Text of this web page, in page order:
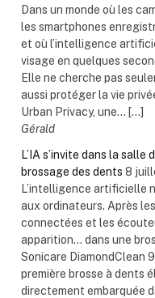
Dans un monde où les
les smartphones
et où l’intelligence
visage en quelques
Elle ne cherche pas
aussi protéger la vie
Urban Privacy, une... […]
Gérald
L’IA s’invite dans la
brossage des dents 8
L’intelligence artificielle
aux ordinateurs. Après
connectées et les
apparition… dans une
Sonicare DiamondClean
première brosse à dents
directement embarquée